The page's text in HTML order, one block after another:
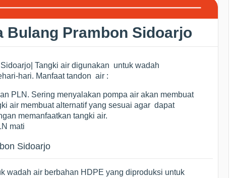
Bulang Prambon Sidoarjo
Tangki air digunakan untuk wadah
hari. Manfaat tandon air :
PLN. Sering menyalakan pompa air akan membuat
air membuat alternatif yang sesuai agar dapat
memanfaatkan tangki air.
mati
Sidoarjo
wadah air berbahan HDPE yang diproduksi untuk